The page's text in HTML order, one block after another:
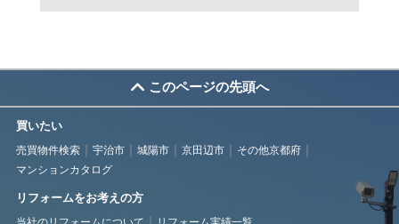
このページの先頭へ
買いたい
売買物件検索 宇治市 城陽市 京田辺市
その他京都府
マンションカタログ
リフォームをお考えの方